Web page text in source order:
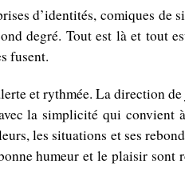
d’identités, comiques de
degré. Tout est là et tout
fusent.
et rythmée. La direction
la simplicité qui convient
les situations et ses
humeur et le plaisir sont